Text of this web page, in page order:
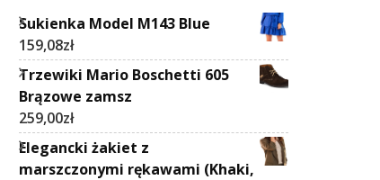
Sukienka Model M143 Blue
159,08zł
Trzewiki Mario Boschetti 605
Brązowe zamsz
259,00zł
Elegancki żakiet z
marszczonymi rękawami (Khaki,